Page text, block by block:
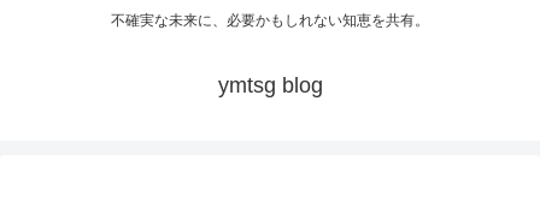
不確実な未来に、必要かもしれない知恵を共有。
ymtsg blog